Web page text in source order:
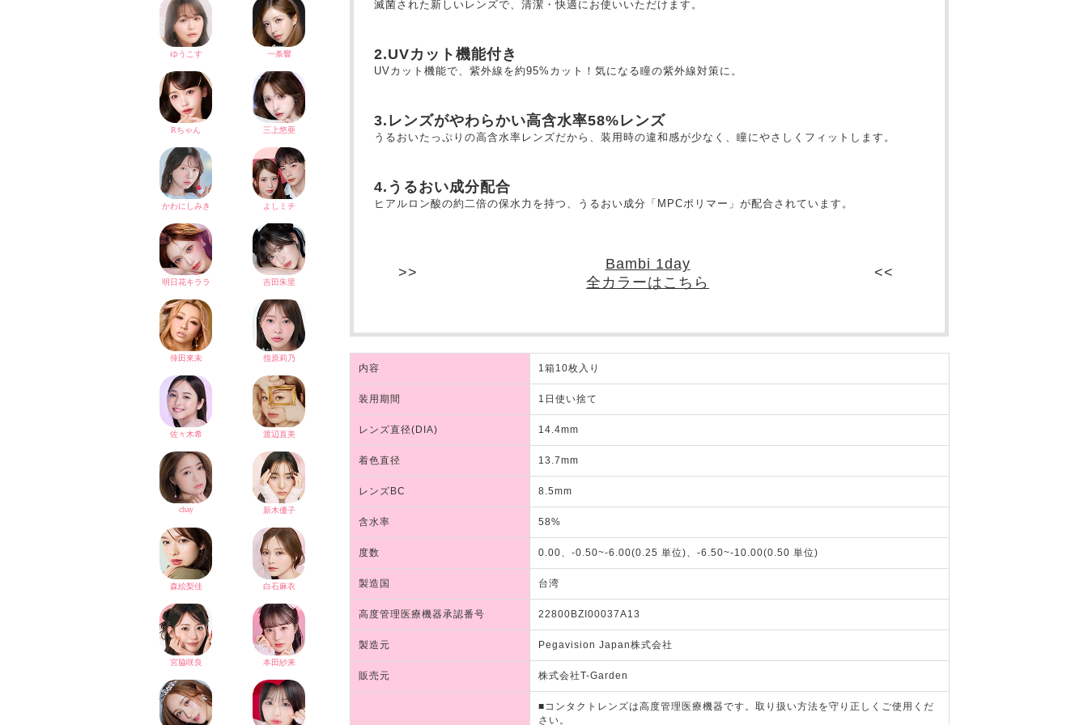
滅菌された新しいレンズで、清潔・快適にお使いいただけます。
2.UVカット機能付き
UVカット機能で、紫外線を約95%カット！気になる瞳の紫外線対策に。
3.レンズがやわらかい高含水率58%レンズ
うるおいたっぷりの高含水率レンズだから、装用時の違和感が少なく、瞳にやさしくフィットします。
4.うるおい成分配合
ヒアルロン酸の約二倍の保水力を持つ、うるおい成分「MPCポリマー」が配合されています。
Bambi 1day
全カラーはこちら
内容 1箱10枚入り
装用期間 1日使い捨て
レンズ直径(DIA) 14.4mm
着色直径 13.7mm
レンズBC 8.5mm
含水率 58%
度数 0.00、-0.50~-6.00(0.25 単位)、-6.50~-10.00(0.50 単位)
製造国 台湾
高度管理医療機器承認番号 22800BZI00037A13
製造元 Pegavision Japan株式会社
販売元 株式会社T-Garden
■コンタクトレンズは高度管理医療機器です。取り扱い方法を守り正しくご使用くだ
さい。